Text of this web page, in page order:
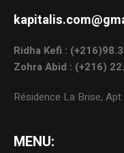
Ridha Kefi :
Zohra Abid : (+216)
Résidence La Brise,
MENU: